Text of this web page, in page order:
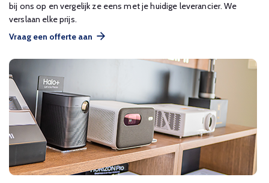
bij ons op en vergelijk ze eens met je huidige leverancier. We
verslaan elke prijs.
Vraag een offerte aan